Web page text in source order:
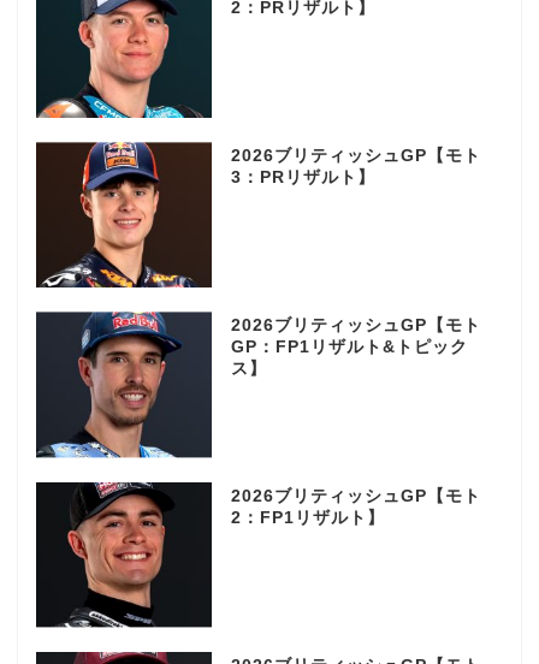
2：PRリザルト】
2026ブリティッシュGP【モト
3：PRリザルト】
2026ブリティッシュGP【モト
GP：FP1リザルト&トピック
ス】
2026ブリティッシュGP【モト
2：FP1リザルト】